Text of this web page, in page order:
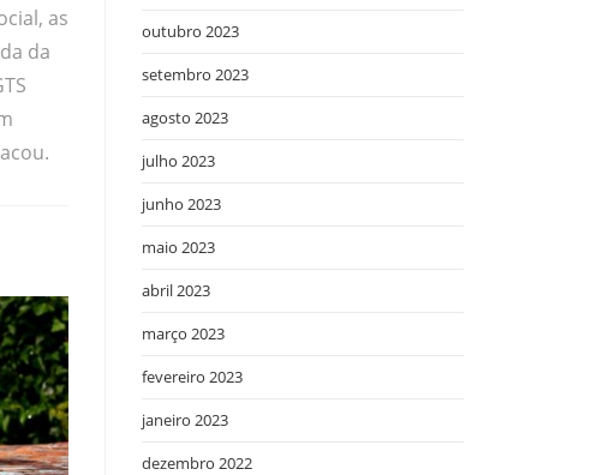
as
da
outubro 2023
setembro 2023
agosto 2023
julho 2023
junho 2023
maio 2023
abril 2023
março 2023
fevereiro 2023
janeiro 2023
dezembro 2022